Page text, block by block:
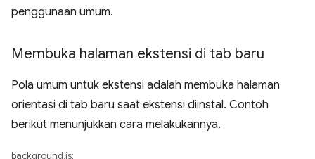
penggunaan umum.
Membuka halaman ekstensi di tab baru
Pola umum untuk ekstensi adalah membuka halaman
orientasi di tab baru saat ekstensi diinstal. Contoh
berikut menunjukkan cara melakukannya.
background.js: